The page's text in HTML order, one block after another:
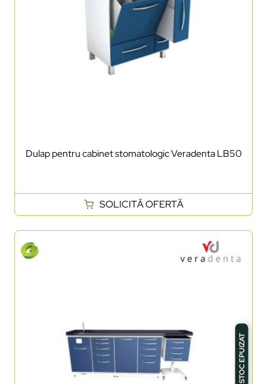
Dulap pentru cabinet stomatologic Veradenta LB50
SOLICITĂ OFERTĂ
STOC EPUIZAT